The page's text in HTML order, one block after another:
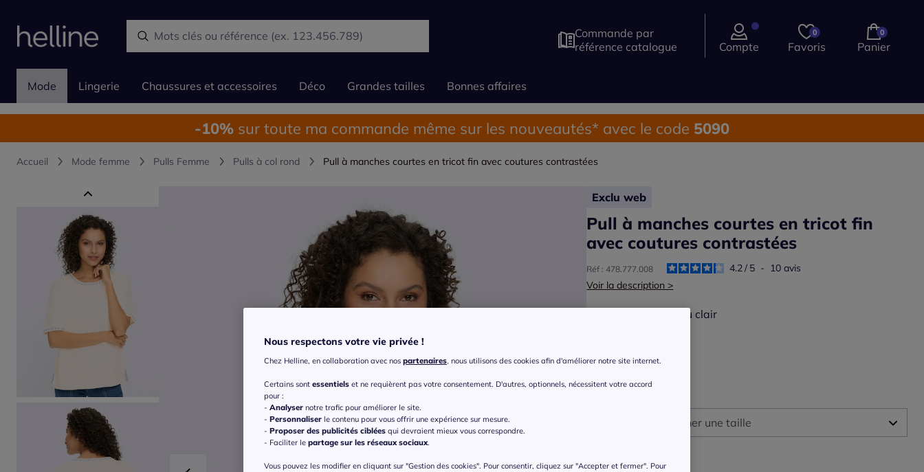
Commande par
référence catalogue
Compte
0
Favoris
0
Panier
Mode Lingerie Chaussures et accessoires Déco Grandes tailles Bonnes affaires
-10% sur toute ma commande même sur les nouveautés* avec le code 5090
Accueil Mode femme Pulls Femme Pulls à col rond Pull à manches courtes en tricot fin avec coutures contrastées
Exclu web
Pull à manches courtes en tricot fin
avec coutures contrastées
Réf : 478.777.008 4.2/ 5 - 10avis
Voir la description >
blanc-bleu clair
Veuillez sélectionner une taille
Nous respectons votre vie privée !
Chez Helline, en collaboration avec nos partenaires, nous utilisons des cookies afin d'améliorer notre site internet.
Certains sont essentiels et ne requièrent pas votre consentement. D'autres, optionnels, nécessitent votre accord
pour :
- Analyser notre trafic pour améliorer le site.
- Personnaliser le contenu pour vous offrir une expérience sur mesure.
- Proposer des publicités ciblées qui devraient mieux vous correspondre.
- Faciliter le partage sur les réseaux sociaux.
Vous pouvez les modifier en cliquant sur "Gestion des cookies". Pour consentir, cliquez sur "Accepter et fermer". Pour